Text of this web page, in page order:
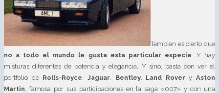
Tambien es cierto que
no a todo el mundo le gusta esta particular especie . Y hay
misturas diferentes de potencia y elegancia. Y sino, basta con ver el
portfolio deRolls-Royce Jaguar Bentley, Land Rover y Aston
Martin , famosa por sus participaciones en la saga «007» y con una